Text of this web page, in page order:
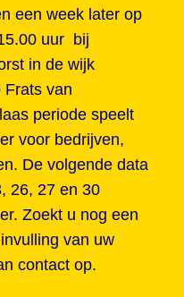
een week later op
uur bij
in de wijk
Frats van
periode speelt
voor bedrijven,
De volgende data
26, 27 en 30
Zoekt u nog een
van uw
contact op.